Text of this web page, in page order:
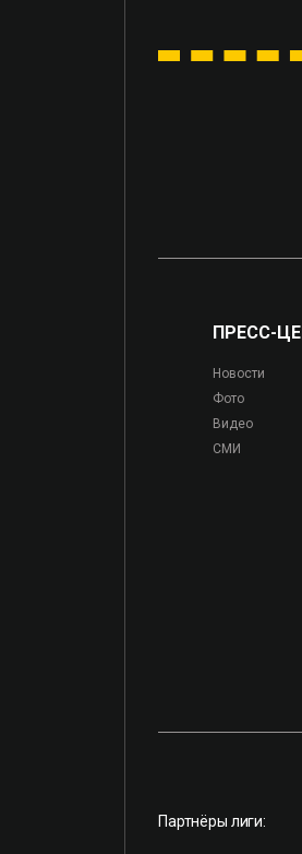
ПРЕСС-
Новости
Фото
Видео
СМИ
Партнёры лиги: